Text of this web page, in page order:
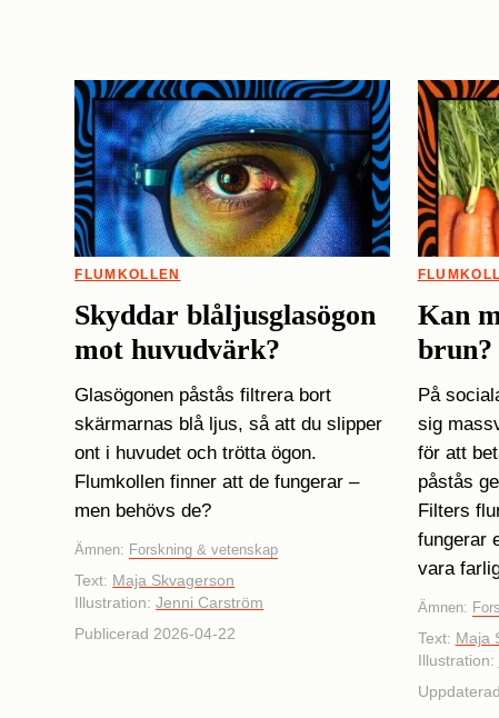
FLUMKOLLEN
Skyddar blåljus­glasögon
mot huvudvärk?
Glasögonen påstås filtrera bort
skärmarnas blå ljus, så att du slipper
ont i huvudet och trötta ögon.
Flumkollen finner att de fungerar –
men behövs de?
Ämnen: Forskning & vetenskap
Text: Maja Skvagerson
Illustration:Jenni Carström
Publicerad 2026-04-22
Kan
brun?
På
sig
för att
påstås
Filters
fungerar
vara
Ämnen:
Text: Maja
Illustration: